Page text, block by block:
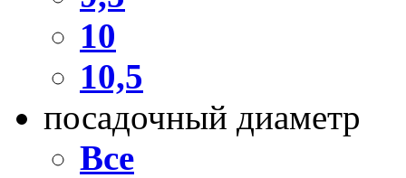
10
10,5
посадочный диаметр
Все